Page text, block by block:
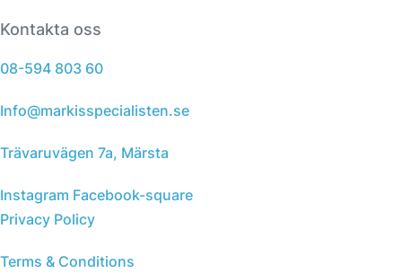
Kontakta oss
08-594 803 60
Info@markisspecialisten.se
Trävaruvägen 7a, Märsta
Instagram Facebook-square
Privacy Policy
Terms & Conditions